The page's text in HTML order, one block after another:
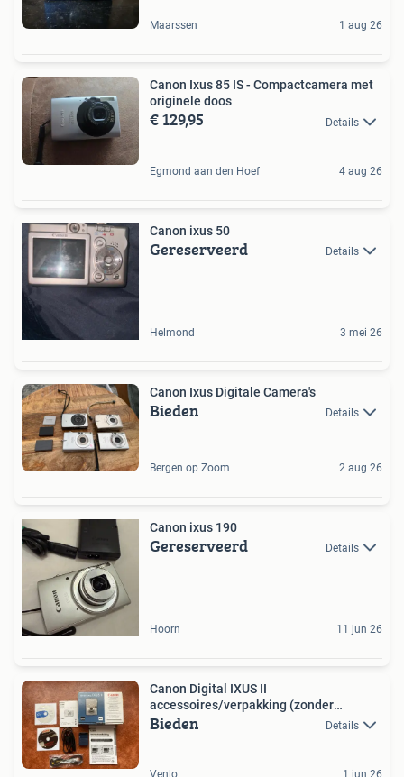
Maarssen 1 aug 26
Canon Ixus 85 IS - Compactcamera met
originele doos
€ 129,95 Details
Egmond aan den Hoef 4 aug 26
Canon ixus 50
Gereserveerd Details
Helmond 3 mei 26
Canon Ixus Digitale Camera's
Bieden Details
Bergen op Zoom 2 aug 26
Canon ixus 190
Gereserveerd Details
Hoorn 11 jun 26
Canon Digital IXUS II
accessoires/verpakking (zonder
camera)
Bieden Details